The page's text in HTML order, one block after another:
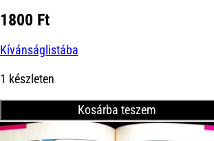
1800 Ft
Kívánságlistába
1 készleten
Kosárba teszem